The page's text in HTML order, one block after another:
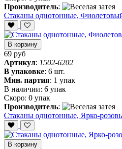
Производитель:
Стаканы однотонные,
В корзину
69 руб
Артикул: 1502-6202
В упаковке: 6 шт.
Мин. партия: 1 упак
В наличии: 6 упак
Скоро: 0 упак
Производитель:
Стаканы однотонные, Ярко-
В корзину